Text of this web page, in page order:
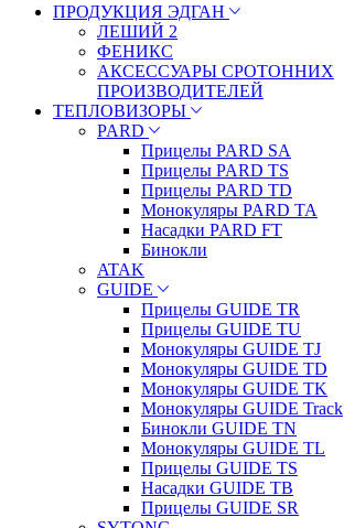
ПРОДУКЦИЯ ЭДГАН
ЛЕШИЙ 2
ФЕНИКС
АКСЕССУАРЫ СРОТОННИХ
ПРОИЗВОДИТЕЛЕЙ
ТЕПЛОВИЗОРЫ
PARD
Прицелы PARD SA
Прицелы PARD TS
Прицелы PARD TD
Монокуляры PARD TA
Насадки PARD FT
Бинокли
ATAK
GUIDE
Прицелы GUIDE TR
Прицелы GUIDE TU
Монокуляры GUIDE TJ
Монокуляры GUIDE TD
Монокуляры GUIDE TK
Монокуляры GUIDE Track
Бинокли GUIDE TN
Монокуляры GUIDE TL
Прицелы GUIDE TS
Насадки GUIDE TB
Прицелы GUIDE SR